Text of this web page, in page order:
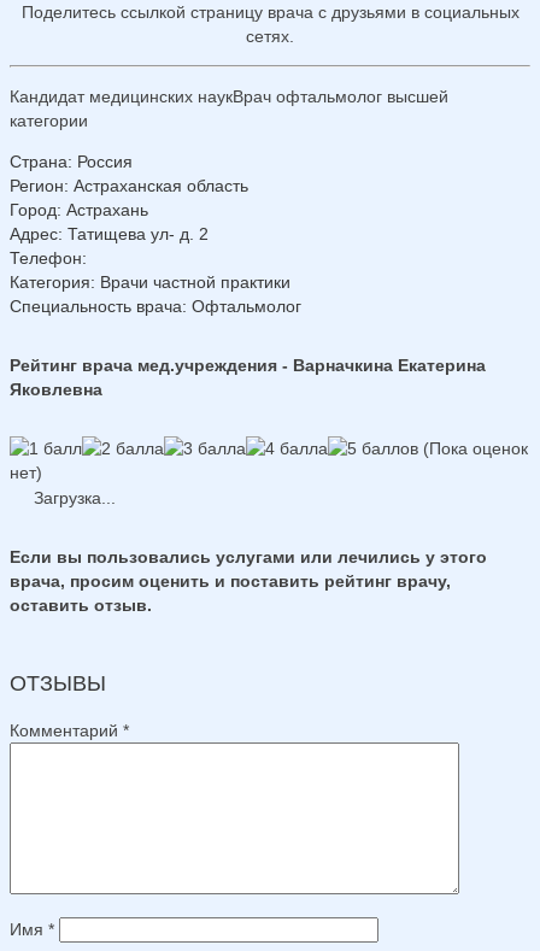
Поделитесь ссылкой страницу врача с друзьями в социальных
сетях.
Кандидат медицинских наукВрач офтальмолог высшей
категории
Страна: Россия
Регион: Астраханская область
Город: Астрахань
Адрес: Татищева ул- д. 2
Телефон:
Категория: Врачи частной практики
Специальность врача: Офтальмолог
Рейтинг врача мед.учреждения - Варначкина Екатерина
Яковлевна
(Пока оценок
нет)
Загрузка...
Если вы пользовались услугами или лечились у этого
врача, просим оценить и поставить рейтинг врачу,
оставить отзыв.
ОТЗЫВЫ
Комментарий *
Имя *